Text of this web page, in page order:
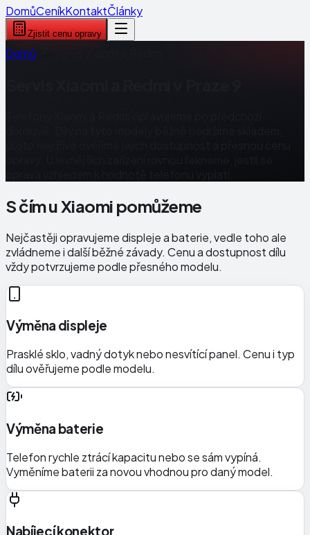
DomůCeníkKontaktČlánky
Zjistit cenu opravy
Domů
S čím u Xiaomi pomůžeme
Nejčastěji opravujeme displeje a baterie, vedle toho ale
zvládneme i další běžné závady. Cenu a dostupnost dílu
vždy potvrzujeme podle přesného modelu.
Výměna displeje
Prasklé sklo, vadný dotyk nebo nesvítící panel. Cenu i typ
dílu ověřujeme podle modelu.
Výměna baterie
Telefon rychle ztrácí kapacitu nebo se sám vypíná.
Vyměníme baterii za novou vhodnou pro daný model.
Nabíjecí konektor